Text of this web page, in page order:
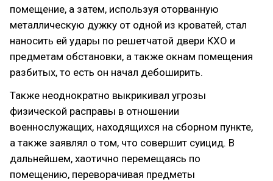
помещение, а затем, используя оторванную
металлическую дужку от одной из кроватей, стал
наносить ей удары по решетчатой двери КХО и
предметам обстановки, а также окнам помещения
разбитых, то есть он начал дебоширить.
Также неоднократно выкрикивал угрозы
физической расправы в отношении
военнослужащих, находящихся на сборном пункте,
а также заявлял о том, что совершит суицид. В
дальнейшем, хаотично перемещаясь по
помещению, переворачивая предметы